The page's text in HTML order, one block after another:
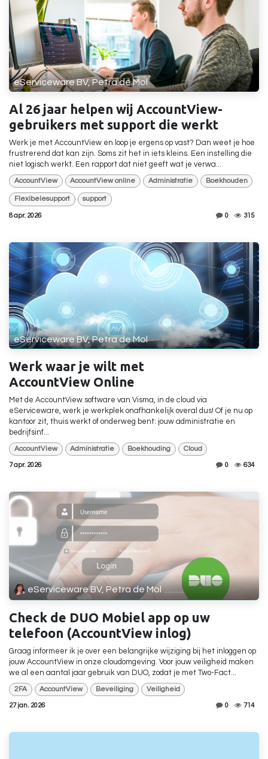
eServiceware BV, Petra de Mol
Al 26 jaar helpen wij AccountView-
gebruikers met support die werkt
Werk je met AccountView en loop je ergens op vast? Dan weet je hoe
frustrerend dat kan zijn. Soms zit het in iets kleins. Een instelling die
niet logisch werkt. Een rapport dat niet geeft wat je verwa...
AccountView AccountView online Administratie Boekhouden
Flexibelesupport support
8 apr. 2026 0 315
eServiceware BV, Petra de Mol
Werk waar je wilt met
AccountView Online
Met de AccountView software van Visma, in de cloud via
eServiceware, werk je werkplek onafhankelijk overal dus! Of je nu op
kantoor zit, thuis werkt of onderweg bent: jouw administratie en
bedrijfsinf...
AccountView Administratie Boekhouding Cloud
7 apr. 2026 0 634
eServiceware BV, Petra de Mol
Check de DUO Mobiel app op uw
telefoon (AccountView inlog)
Graag informeer ik je over een belangrijke wijziging bij het inloggen op
jouw AccountView in onze cloudomgeving. Voor jouw veiligheid maken
we al een aantal jaar gebruik van DUO, zodat je met Two-Fact...
2FA AccountView Beveiliging Veiligheid
27 jan. 2026 0 714